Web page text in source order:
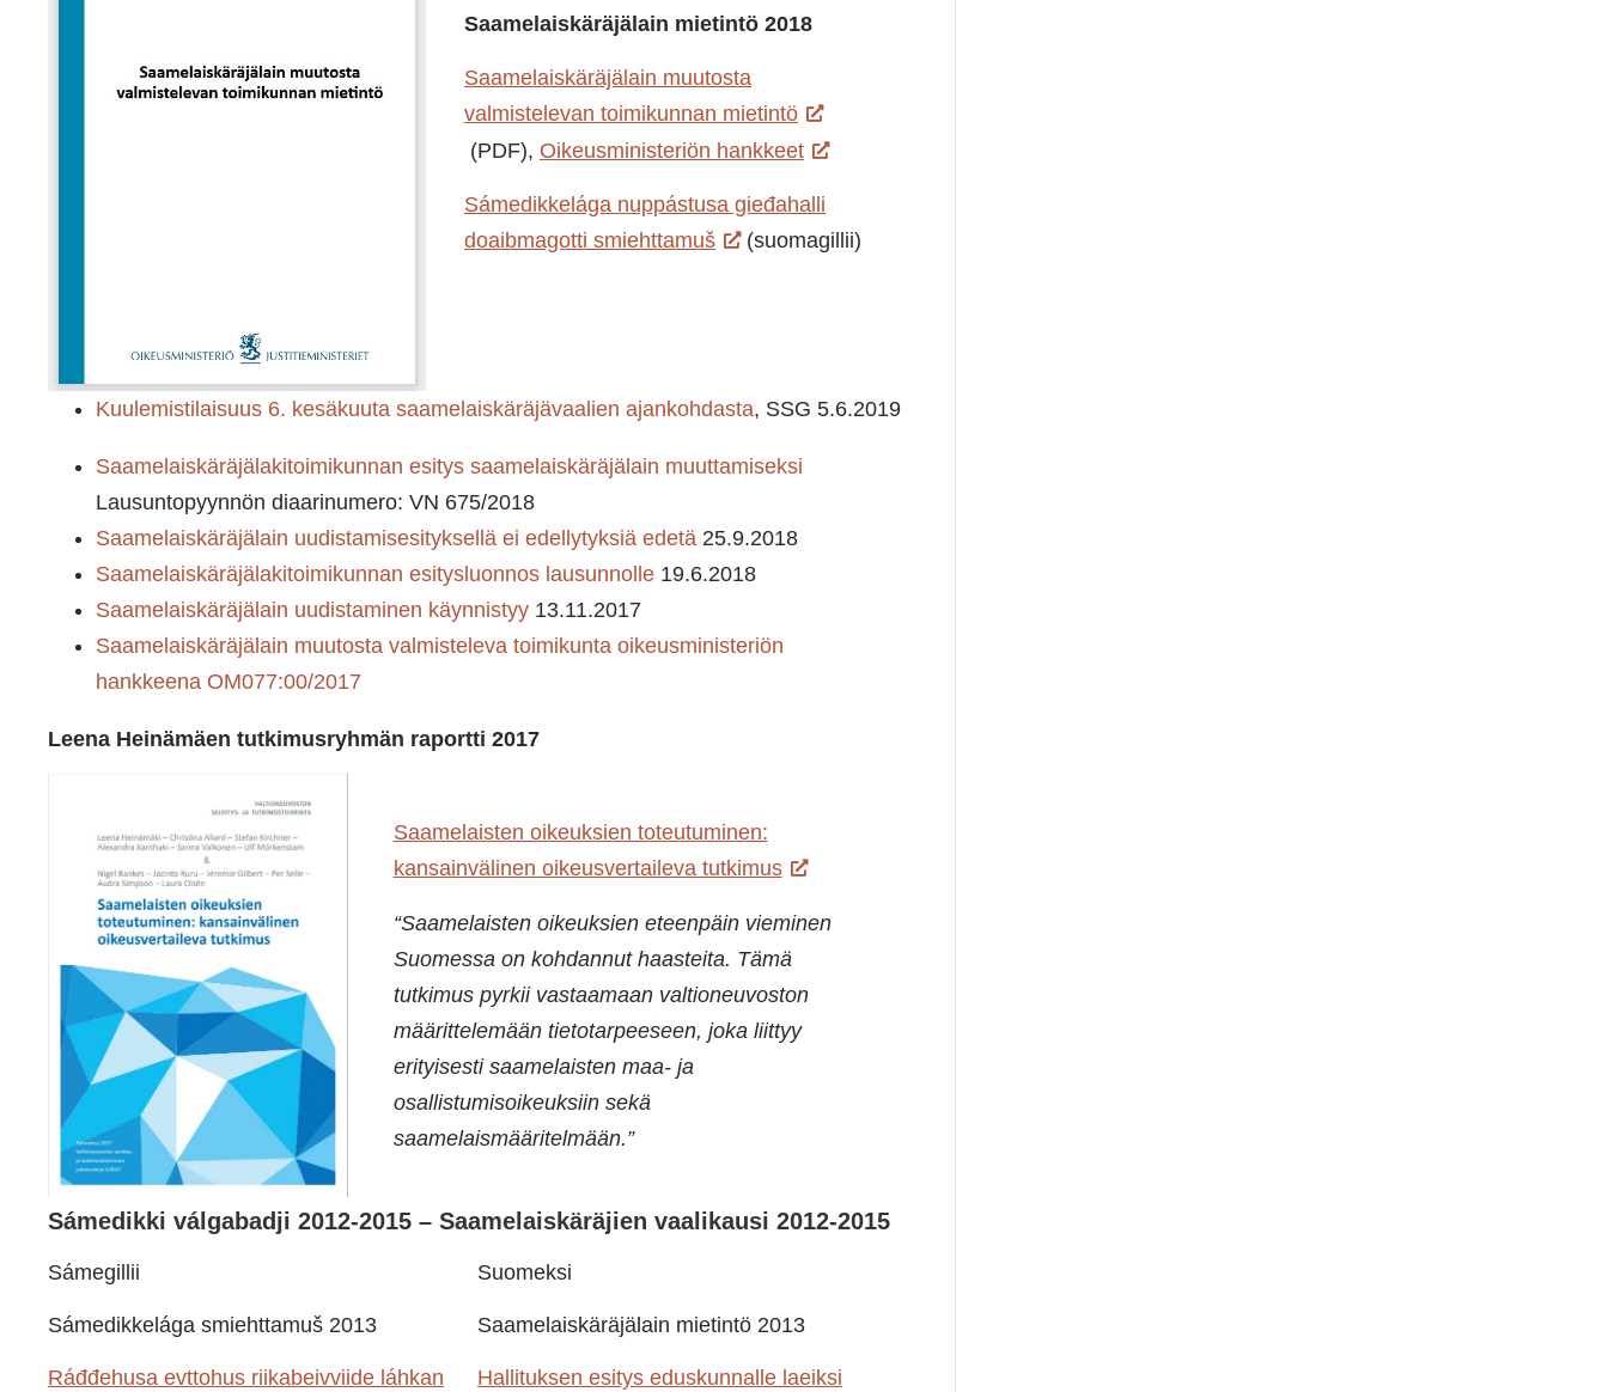
Saamelaiskäräjälain mietintö 2018
Saamelaiskäräjälain muutosta
valmistelevan toimikunnan mietintö
(PDF), Oikeusministeriön hankkeet
Sámedikkelága nuppástusa gieđahalli
doaibmagotti smiehttamuš
(suomagillii)
Kuulemistilaisuus 6. kesäkuuta saamelaiskäräjävaalien ajankohdasta, SSG 5.6.2019
Saamelaiskäräjälakitoimikunnan esitys saamelaiskäräjälain muuttamiseksi
Lausuntopyynnön diaarinumero: VN 675/2018
Saamelaiskäräjälain uudistamisesityksellä ei edellytyksiä edetä 25.9.2018
Saamelaiskäräjälakitoimikunnan esitysluonnos lausunnolle 19.6.2018
Saamelaiskäräjälain uudistaminen käynnistyy 13.11.2017
Saamelaiskäräjälain muutosta valmisteleva toimikunta oikeusministeriön
hankkeena OM077:00/2017
Leena Heinämäen tutkimusryhmän raportti 2017
Saamelaisten oikeuksien toteutuminen:
kansainvälinen oikeusvertaileva tutkimus
“Saamelaisten oikeuksien eteenpäin vieminen
Suomessa on kohdannut haasteita. Tämä
tutkimus pyrkii vastaamaan valtioneuvoston
määrittelemään tietotarpeeseen, joka liittyy
erityisesti saamelaisten maa- ja
osallistumisoikeuksiin sekä
saamelaismääritelmään.”
Sámedikki válgabadji 2012-2015 – Saamelaiskäräjien vaalikausi 2012-2015
Sámegillii
Sámedikkelága smiehttamuš 2013
Ráđđehusa evttohus riikabeivviide láhkan
Suomeksi
Saamelaiskäräjälain mietintö 2013
Hallituksen esitys eduskunnalle laeiksi